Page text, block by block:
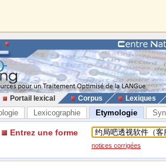
Portail lexical Corpus Lexiques
Lexicographie Etymologie
Entrez une forme
notices corrigées